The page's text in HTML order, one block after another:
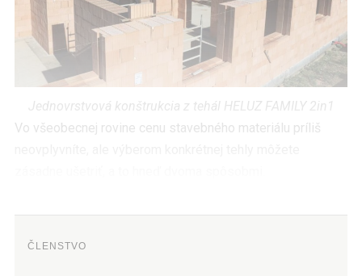
Jednovrstvová konštrukcia z tehál HELUZ FAMILY 2in1
Vo všeobecnej rovine cenu stavebného materiálu príliš
ČLENSTVO